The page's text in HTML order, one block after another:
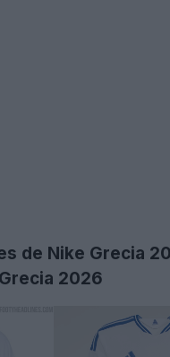
de Nike Grecia
2026